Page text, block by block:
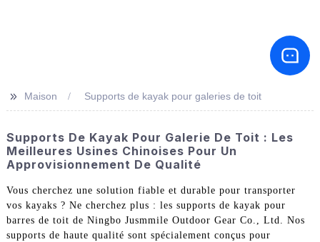
>> Maison Supports de kayak pour galeries de toit
Supports De Kayak Pour Galerie De Toit : Les
Meilleures Usines Chinoises Pour Un
Approvisionnement De Qualité
Vous cherchez une solution fiable et durable pour transporter
vos kayaks ? Ne cherchez plus : les supports de kayak pour
barres de toit de Ningbo Jusmmile Outdoor Gear Co., Ltd. Nos
supports de haute qualité sont spécialement conçus pour